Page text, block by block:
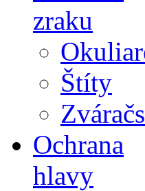
zraku
Štíty
Ochrana
hlavy